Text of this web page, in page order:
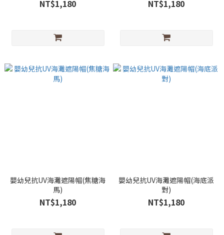
NT$1,180 NT$1,180
嬰幼兒抗UV海灘遮陽帽(焦糖海
馬)
NT$1,180
嬰幼兒抗UV海灘遮陽帽(海底派
對)
NT$1,180